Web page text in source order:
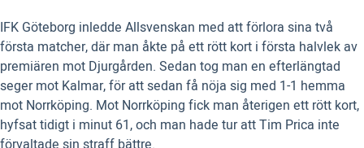
IFK Göteborg inledde Allsvenskan med att förlora sina två
första matcher, där man åkte på ett rött kort i första halvlek av
premiären mot Djurgården. Sedan tog man en efterlängtad
seger mot Kalmar, för att sedan få nöja sig med 1-1 hemma
mot Norrköping. Mot Norrköping fick man återigen ett rött kort,
hyfsat tidigt i minut 61, och man hade tur att Tim Prica inte